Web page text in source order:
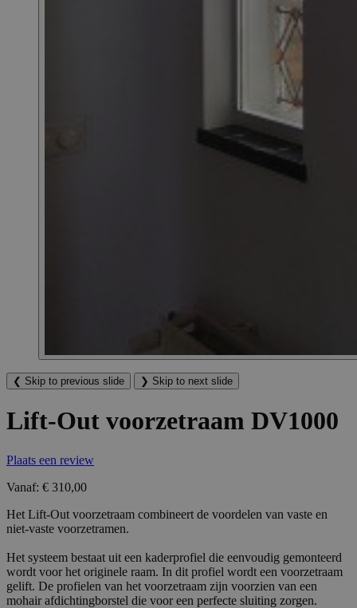
❮ Skip to previous slide ❯ Skip to next slide
Lift-Out voorzetraam DV1000
Plaats een review
Vanaf: € 310,00
Het Lift-Out voorzetraam combineert de voordelen van vaste en
niet-vaste voorzetramen.
Het systeem bestaat uit een kaderprofiel die eenvoudig gemonteerd
wordt voor het originele raam. In dit profiel wordt een voorzetraam
gelift. De profielen van het voorzetraam zijn voorzien van een
mohair afdichtingborstel die voor een perfecte sluiting zorgen.